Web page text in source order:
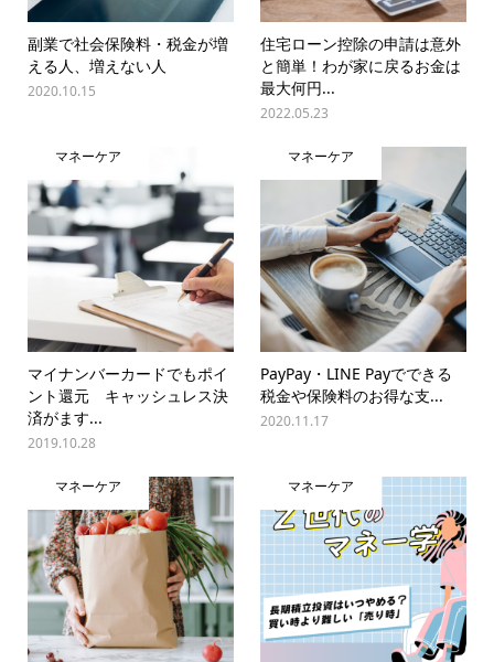
副業で社会保険料・税金が増
える人、増えない人
2020.10.15
住宅ローン控除の申請は意外
と簡単！わが家に戻るお金は
最大何円...
2022.05.23
マネーケア
マイナンバーカードでもポイ
ント還元 キャッシュレス決
済がます...
2019.10.28
マネーケア
PayPay・LINE Payでできる
税金や保険料のお得な支...
2020.11.17
マネーケア マネーケア